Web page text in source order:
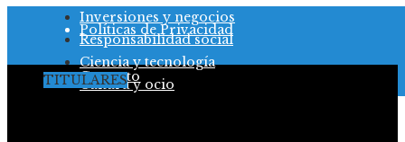
Políticas de Privacidad
Contacto
Inversiones y negocios
Responsabilidad social
Ciencia y tecnología
Cultura y ocio
TITULARES